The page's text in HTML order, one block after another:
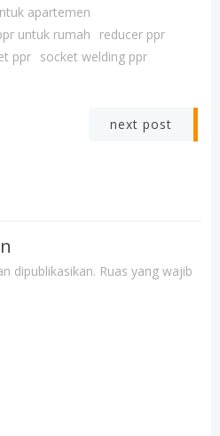
apartemen
untuk rumah
reducer ppr
ppr socket welding ppr
next post
dipublikasikan. Ruas yang wajib